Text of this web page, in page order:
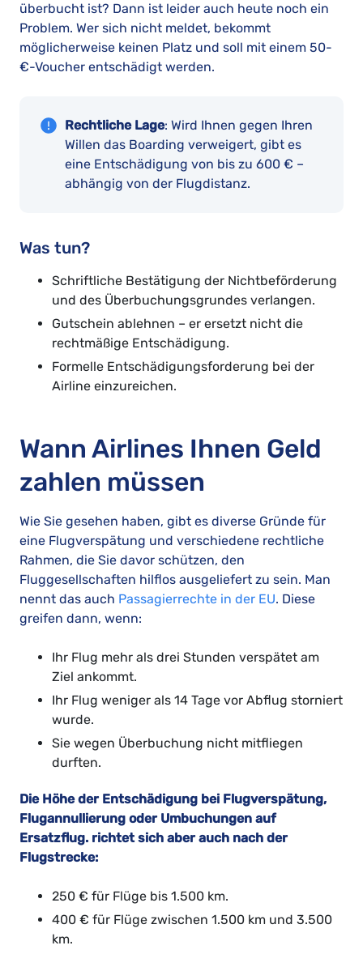
überbucht ist? Dann ist leider auch heute noch ein
Problem. Wer sich nicht meldet, bekommt
möglicherweise keinen Platz und soll mit einem 50-
€-Voucher entschädigt werden.
Rechtliche Lage: Wird Ihnen gegen Ihren
Willen das Boarding verweigert, gibt es
eine Entschädigung von bis zu 600 € –
abhängig von der Flugdistanz.
Was tun?
Schriftliche Bestätigung der Nichtbeförderung
und des Überbuchungsgrundes verlangen.
Gutschein ablehnen – er ersetzt nicht die
rechtmäßige Entschädigung.
Formelle Entschädigungsforderung bei der
Airline einzureichen.
Wann Airlines Ihnen Geld
zahlen müssen
Wie Sie gesehen haben, gibt es diverse Gründe für
eine Flugverspätung und verschiedene rechtliche
Rahmen, die Sie davor schützen, den
Fluggesellschaften hilflos ausgeliefert zu sein. Man
nennt das auch Passagierrechte in der EU. Diese
greifen dann, wenn:
Ihr Flug mehr als drei Stunden verspätet am
Ziel ankommt.
Ihr Flug weniger als 14 Tage vor Abflug storniert
wurde.
Sie wegen Überbuchung nicht mitfliegen
durften.
Die Höhe der Entschädigung bei Flugverspätung,
Flugannullierung oder Umbuchungen auf
Ersatzflug. richtet sich aber auch nach der
Flugstrecke:
250 € für Flüge bis 1.500 km.
400 € für Flüge zwischen 1.500 km und 3.500
km.